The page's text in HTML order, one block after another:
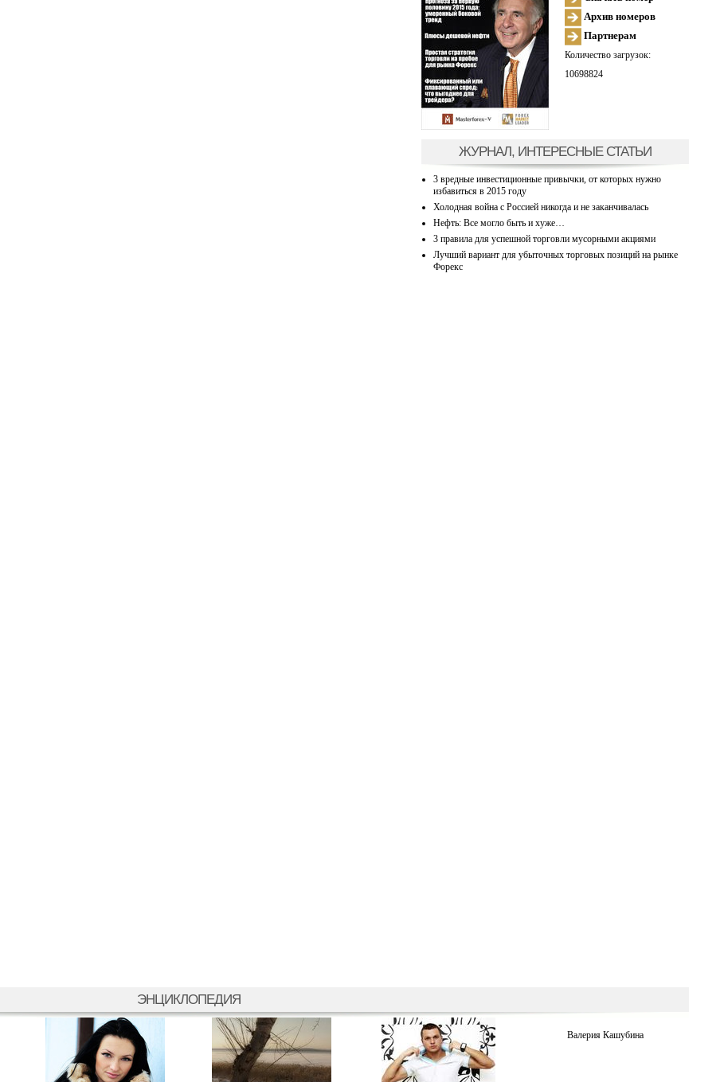
Архив номеров
Партнерам
Количество загрузок:
10698824
ЖУРНАЛ, ИНТЕРЕСНЫЕ СТАТЬИ
3 вредные инвестиционные привычки, от которых нужно
избавиться в 2015 году
Холодная война с Россией никогда и не заканчивалась
Нефть: Все могло быть и хуже…
3 правила для успешной торговли мусорными акциями
Лучший вариант для убыточных торговых позиций на рынке
Форекс
ЭНЦИКЛОПЕДИЯ
Валерия Кашубина